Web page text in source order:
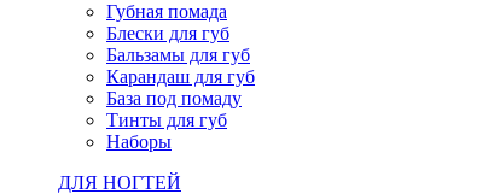
Губная помада
Блески для губ
Бальзамы для губ
Карандаш для губ
База под помаду
Тинты для губ
Наборы
ДЛЯ НОГТЕЙ